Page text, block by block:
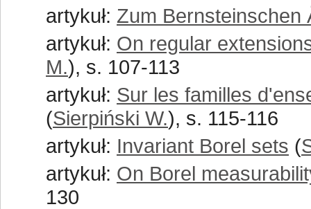
artykuł: Zum Bernsteinschen
artykuł: On regular
M.), s. 107-113
artykuł: Sur les familles
(Sierpiński W.), s. 115-116
artykuł: Invariant Borel sets (
artykuł: On Borel
130